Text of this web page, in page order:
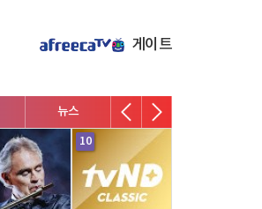
게이트
뉴스 V로그/소통
10